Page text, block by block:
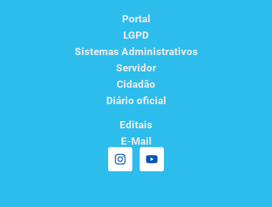
Portal
LGPD
Sistemas Administrativos
Servidor
Cidadão
Diário oficial
Editais
E-Mail